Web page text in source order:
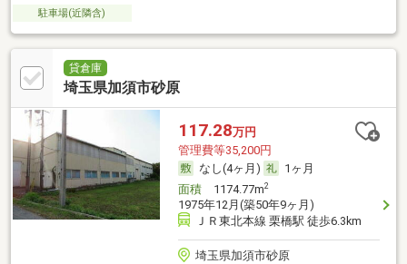
駐車場(近隣含)
貸倉庫
埼玉県加須市砂原
117.28万円
管理費等35,200円
なし(4ヶ月)
1ヶ月
面積1174.77m2
1975年12月(築50年9ヶ月)
ＪＲ東北本線 栗橋駅 徒歩6.3km
埼玉県加須市砂原